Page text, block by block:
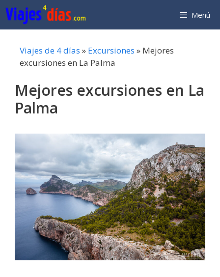
Saltar
al
contenido
Menú
Viajes de 4 días » Excursiones » Mejores
excursiones en La Palma
Mejores excursiones en La
Palma